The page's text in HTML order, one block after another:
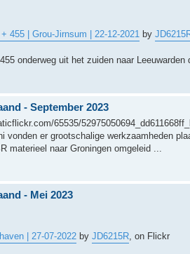
455 | Grou-Jirnsum | 22-12-2021 by
onderweg uit het zuiden naar
- September 2023
65535/
vonden er grootschalige werkzaamheden
materieel naar Groningen omgeleid ...
- Mei 2023
| 27-07-2022 byJD6215R, on Flickr